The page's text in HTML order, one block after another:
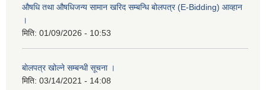
औषधि तथा औषधिजन्य सामान खरिद सम्बन्धि बोलपत्र (E-Bidding) आव्हान
।
मिति: 01/09/2026 - 10:53
बाेलपत्र खोल्ने सम्बन्धी सूचना ।
मिति: 03/14/2021 - 14:08